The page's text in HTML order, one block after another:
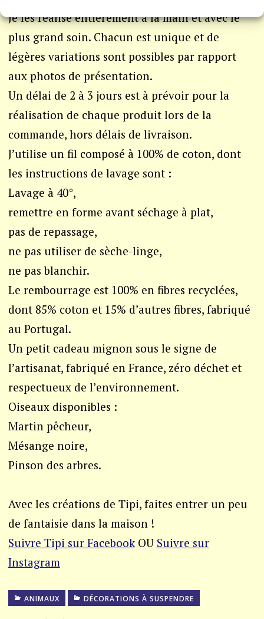
Je les réalise entièrement à la main et avec le
plus grand soin. Chacun est unique et de
légères variations sont possibles par rapport
aux photos de présentation.
Un délai de 2 à 3 jours est à prévoir pour la
réalisation de chaque produit lors de la
commande, hors délais de livraison.
J’utilise un fil composé à 100% de coton, dont
les instructions de lavage sont :
Lavage à 40°,
remettre en forme avant séchage à plat,
pas de repassage,
ne pas utiliser de sèche-linge,
ne pas blanchir.
Le rembourrage est 100% en fibres recyclées,
dont 85% coton et 15% d’autres fibres, fabriqué
au Portugal.
Un petit cadeau mignon sous le signe de
l’artisanat, fabriqué en France, zéro déchet et
respectueux de l’environnement.
Oiseaux disponibles :
Martin pêcheur,
Mésange noire,
Pinson des arbres.
Avec les créations de Tipi, faites entrer un peu
de fantaisie dans la maison !
Suivre Tipi sur FacebookOU Suivre sur
Instagram
ANIMAUX DÉCORATIONS À SUSPENDRE